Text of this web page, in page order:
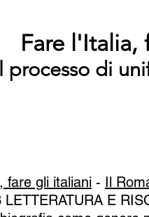
Fare l'Italia,
processo di
fare gli italiani - Il
LETTERATURA E